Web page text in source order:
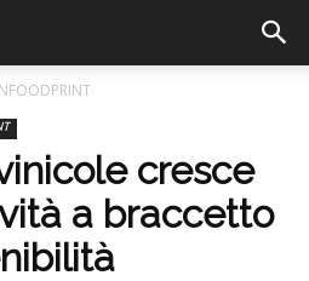
cresce
a braccetto